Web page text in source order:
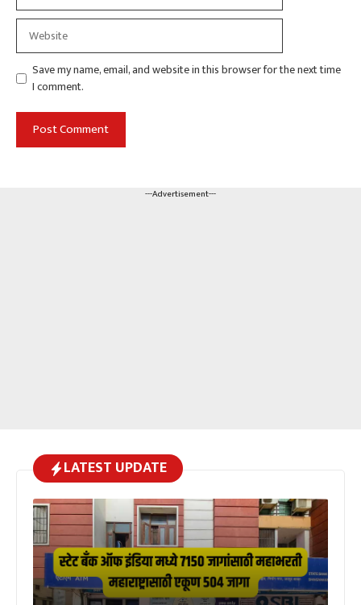
Save my name, email, and website in this browser for the next time
I comment.
---Advertisement---
LATEST UPDATE